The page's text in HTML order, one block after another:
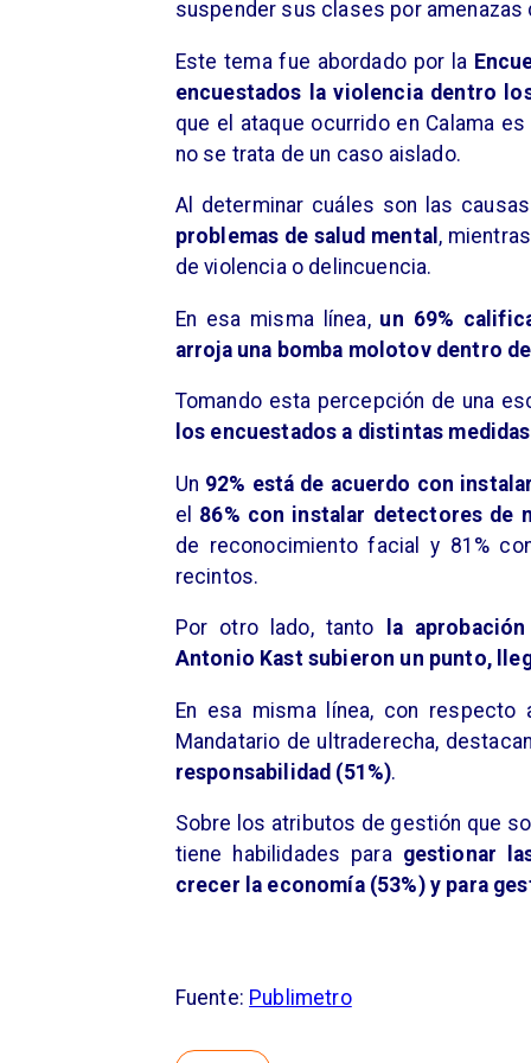
suspender sus clases por amenazas
Este tema fue abordado por la
encuestados la violencia dentro
que el ataque ocurrido en Calama
no se trata de un caso aislado.
Al determinar cuáles son las
problemas de salud mental ,
de violencia o delincuencia.
En esa misma línea, un 69%
arroja una bomba molotov dentro
Tomando esta percepción de una
los encuestados a distintas
Un 92% está de acuerdo con
el 86% con instalar detectores de
de reconocimiento facial y 81%
recintos.
Por otro lado, tanto
la
Antonio Kast subieron un punto,
En esa misma línea, con
Mandatario de ultraderecha,
responsabilidad (51%).
Sobre los atributos de gestión que
tiene habilidades para gestionar
crecer la economía (53%) y para
Fuente: Publimetro